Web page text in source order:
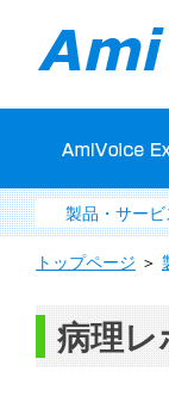
製品・サービ
トップページ ＞
病理